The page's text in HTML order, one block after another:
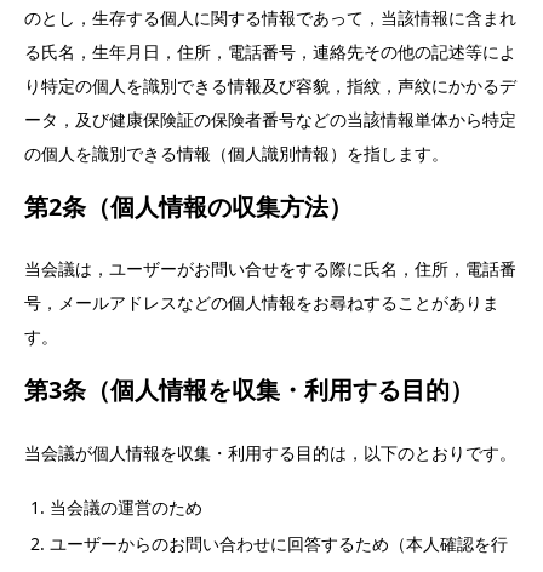
のとし，生存する個人に関する情報であって，当該情報に含まれ
る氏名，生年月日，住所，電話番号，連絡先その他の記述等によ
り特定の個人を識別できる情報及び容貌，指紋，声紋にかかるデ
ータ，及び健康保険証の保険者番号などの当該情報単体から特定
の個人を識別できる情報（個人識別情報）を指します。
第2条（個人情報の収集方法）
当会議は，ユーザーがお問い合せをする際に氏名，住所，電話番
号，メールアドレスなどの個人情報をお尋ねすることがありま
す。
第3条（個人情報を収集・利用する目的）
当会議が個人情報を収集・利用する目的は，以下のとおりです。
当会議の運営のため
ユーザーからのお問い合わせに回答するため（本人確認を行